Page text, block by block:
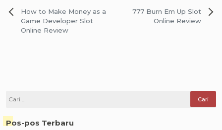
Navigasi
pos
How to Make Money as a
Game Developer Slot
Online Review
777 Burn Em Up Slot
Online Review
Cari
Pos-pos Terbaru